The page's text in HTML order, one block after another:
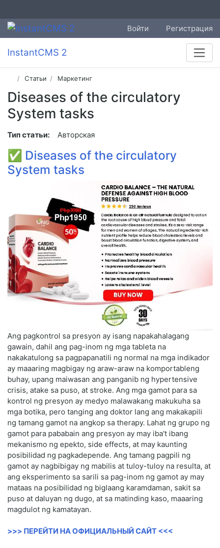
Войти Регистрация
InstantCMS 2
Статьи Маркетинг
Diseases of the circulatory
System tasks
Тип статьи: Авторская
✅ Diseases of the circulatory
System tasks
Ang pagkontrol sa presyon ay isang napakahalagang
gawain, dahil ang pag-inom ng mga tableta na
nakakatulong sa pagpapanatili ng normal na mga indikador
ay maaaring magbigay ng araw-araw na komportableng
buhay, upang maiwasan ang panganib ng hypertensive
crisis, atake sa puso, at stroke. Ang mga gamot para sa
kontrol ng presyon ay medyo malawakang makukuha sa
mga botika, pero tanging ang doktor lang ang makakapili
ng tamang gamot na angkop sa therapy. Lahat ng grupo ng
gamot para pababain ang presyon ay may iba't ibang
mekanismo ng epekto, side effects, at may kaunting
posibilidad ng pagkadepende. Ang tamang pagpili ng
gamot ay nagbibigay ng mabilis at tuloy-tuloy na resulta, at
ang eksperimento sa sarili sa pag-inom ng gamot ay may
mataas na posibilidad ng biglaang karamdaman, sakit sa
puso at daluyan ng dugo, at sa matinding kaso, maaaring
magdulot ng kamatayan.
>>> ПЕРЕЙТИ НА ОФИЦИАЛЬНЫЙ САЙТ <<<